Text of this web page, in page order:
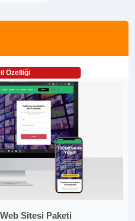
Özelliği
Sitesi Paketi